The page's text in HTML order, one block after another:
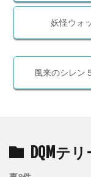
妖怪ウォ
風来のシレン
DQMテ